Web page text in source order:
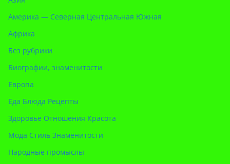
Америка — Северная Центральная Южная
Африка
Без рубрики
Биографии, знаменитости
Европа
Еда Блюда Рецепты
Здоровье Отношения Красота
Мода Стиль Знаменитости
Народные промыслы